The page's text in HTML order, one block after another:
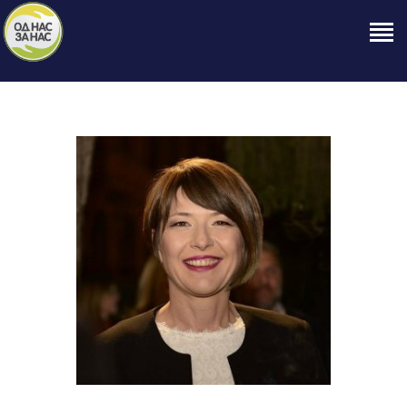
ЗА НАС
НАШЕ ПРАВО
ОБЈАВИ
ПРОЕКТИ
КОНТАКТ